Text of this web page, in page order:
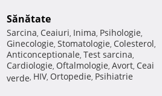
Sănătate
Sarcina, Ceaiuri, Inima, Psihologie,
Ginecologie, Stomatologie, Colesterol,
Anticonceptionale, Test sarcina,
Cardiologie, Oftalmologie, Avort, Ceai
verde, HIV, Ortopedie, Psihiatrie